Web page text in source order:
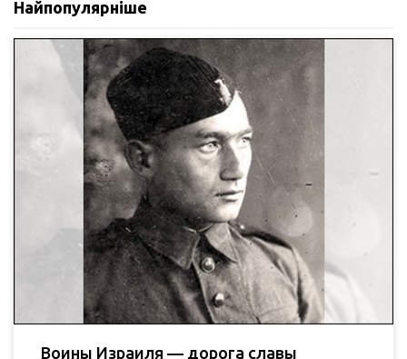
Найпопулярніше
Воины Израиля — дорога славы